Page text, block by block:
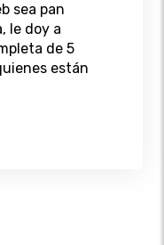
sea pan
le doy a
de 5
están